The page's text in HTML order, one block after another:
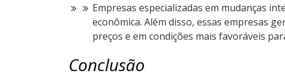
Empresas especializadas em mudanças
econômica. Além disso, essas empresas
preços e em condições mais favoráveis
Conclusão